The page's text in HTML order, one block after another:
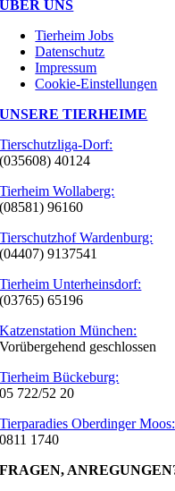
ÜBER UNS
Tierheim Jobs
Datenschutz
Impressum
Cookie-Einstellungen
UNSERE TIERHEIME
Tierschutzliga-Dorf:
(035608) 40124
Tierheim Wollaberg:
(08581) 96160
Tierschutzhof Wardenburg:
(04407) 9137541
Tierheim Unterheinsdorf:
(03765) 65196
Katzenstation München:
Vorübergehend geschlossen
Tierheim Bückeburg:
05 722/52 20
Tierparadies Oberdinger Moos:
0811 1740
FRAGEN,